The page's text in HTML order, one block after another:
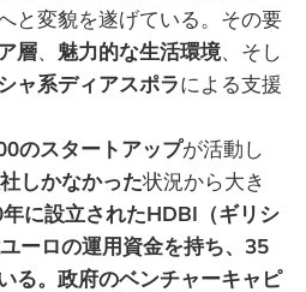
と変貌を遂げている。その要
層、 魅力的な生活環境、そし
ャ系ディアスポラによる支援
のスタートアップが活動し
しかなかった状況から大き
に設立されたHDBI（ギリシ
ーロの運用資金を持ち、35
る。政府のベンチャーキャピ